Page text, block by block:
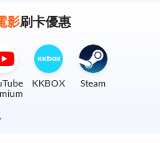
影刷卡優惠
KKBOX Steam